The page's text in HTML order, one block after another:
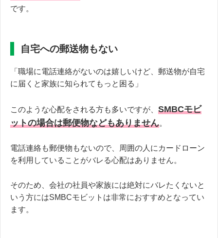
です。
自宅への郵送物もない
「職場に電話連絡がないのは嬉しいけど、郵送物が自宅
に届くと家族に知られてもっと困る」
このような心配をされる方も多いですが、 SMBCモビ
ットの場合は郵便物などもありません。
電話連絡も郵便物もないので、周囲の人にカードローン
を利用していることがバレる心配はありません。
そのため、会社の社員や家族には絶対にバレたくないと
いう方にはSMBCモビットは非常におすすめとなってい
ます。